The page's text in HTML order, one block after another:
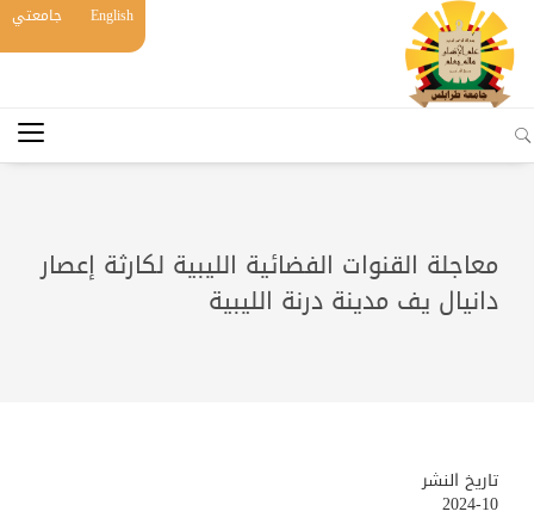
English جامعتي
معاجلة القنوات الفضائية الليبية لكارثة إعصار
دانيال يف مدينة درنة الليبية
تاريخ النشر
2024-10